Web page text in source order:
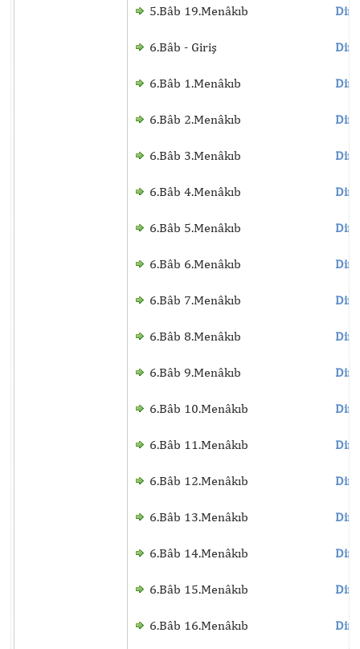
5.Bâb 19.Menâkıb
6.Bâb - Giriş
6.Bâb 1.Menâkıb
6.Bâb 2.Menâkıb
6.Bâb 3.Menâkıb
6.Bâb 4.Menâkıb
6.Bâb 5.Menâkıb
6.Bâb 6.Menâkıb
6.Bâb 7.Menâkıb
6.Bâb 8.Menâkıb
6.Bâb 9.Menâkıb
6.Bâb 10.Menâkıb
6.Bâb 11.Menâkıb
6.Bâb 12.Menâkıb
6.Bâb 13.Menâkıb
6.Bâb 14.Menâkıb
6.Bâb 15.Menâkıb
6.Bâb 16.Menâkıb